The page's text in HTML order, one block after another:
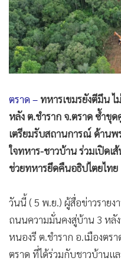
• ข่าวอัพเดต
• เศรษฐกิจ-ธุรกิจ
• สังคม-โซเชียล
ตราด – ทหารเขมรยังตีมึน
หลัง ต.ชำราก จ.ตราด ซ้ำขุ
เตรียมรับสถานการณ์ ด้านพ
ใจทหาร-ชาวบ้าน ร่วมเปิดเ
ช่วยทหารยึดคืนอธิปไตยไทย
วันนี้ ( 5 พ.ย.) ผู้สื่อข่าวรายง
ถนนความมั่นคงสู่บ้าน 3 หลั
หนองรี ต.ชำราก อ.เมืองตร
ตราด ที่ได้ร่วมกับชาวบ้านแ